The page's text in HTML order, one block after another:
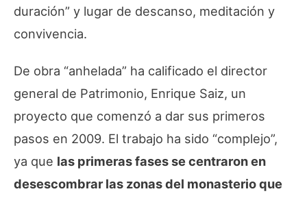
duración” y lugar de descanso, meditación y
convivencia.
De obra “anhelada” ha calificado el director
general de Patrimonio, Enrique Saiz, un
proyecto que comenzó a dar sus primeros
pasos en 2009. El trabajo ha sido “complejo”,
ya que las primeras fases se centraron en
desescombrar las zonas del monasterio que